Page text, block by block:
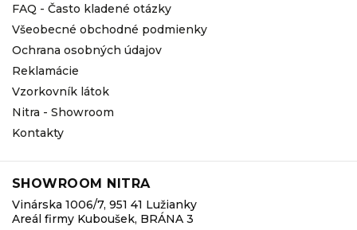
FAQ - Často kladené otázky
Všeobecné obchodné podmienky
Ochrana osobných údajov
Reklamácie
Vzorkovník látok
Nitra - Showroom
Kontakty
SHOWROOM NITRA
Vinárska 1006/7, 951 41 Lužianky
Areál firmy Kuboušek, BRÁNA 3